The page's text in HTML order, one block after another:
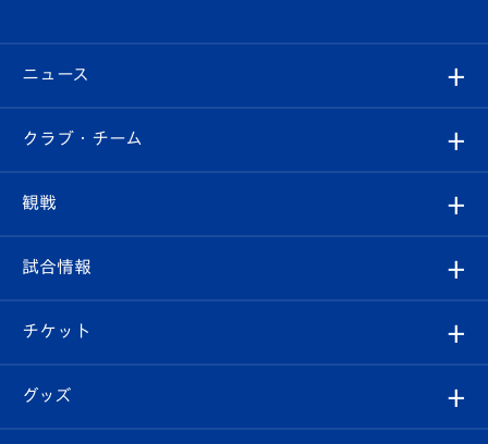
ニュース
すべて
クラブ
試合情報
チケット
クラブ・チーム
クラブ概要
エンブレム紹介
観戦
観戦ルール
はじめての観戦ガイド
Revive Team
試合情報
試合日程/結果
フォトギャラリー
チケット
チケット
グッズ